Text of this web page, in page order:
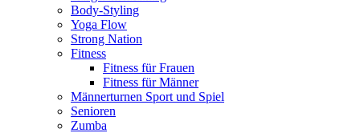
Body-Styling
Yoga Flow
Strong Nation
Fitness
Fitness für Frauen
Fitness für Männer
Männerturnen Sport und Spiel
Senioren
Zumba